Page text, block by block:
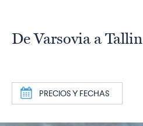
De Varsovia a Tallin
a PRECIOS Y FECHAS